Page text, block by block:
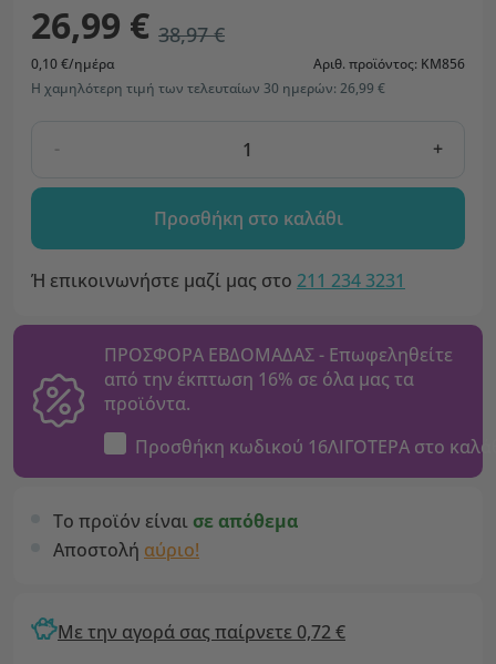
26,99 € 38,97 €
0,10 €/ημέρα
Αριθ. προϊόντος: KM856
Η χαμηλότερη τιμή των τελευταίων 30 ημερών: 26,99 €
- +
Προσθήκη στο καλάθι
Ή επικοινωνήστε μαζί μας στο 211 234 3231
ΠΡΟΣΦΟΡΑ ΕΒΔΟΜΑΔΑΣ - Επωφεληθείτε
από την έκπτωση 16% σε όλα μας τα
προϊόντα.
Προσθήκη κωδικού 16ΛΙΓΟΤΕΡΑ στο
Το προϊόν είναι σε απόθεμα
Αποστολή αύριο!
Με την αγορά σας παίρνετε 0,72 €